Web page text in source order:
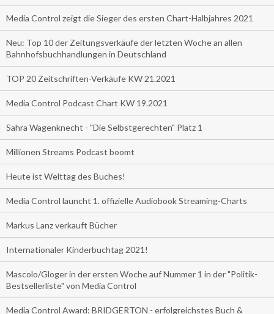
Media Control zeigt die Sieger des ersten Chart-Halbjahres 2021
Neu: Top 10 der Zeitungsverkäufe der letzten Woche an allen
Bahnhofsbuchhandlungen in Deutschland
TOP 20 Zeitschriften-Verkäufe KW 21.2021
Media Control Podcast Chart KW 19.2021
Sahra Wagenknecht - "Die Selbstgerechten" Platz 1
Millionen Streams Podcast boomt
Heute ist Welttag des Buches!
Media Control launcht 1. offizielle Audiobook Streaming-Charts
Markus Lanz verkauft Bücher
Internationaler Kinderbuchtag 2021!
Mascolo/Gloger in der ersten Woche auf Nummer 1 in der "Politik-
Bestsellerliste" von Media Control
Media Control Award: BRIDGERTON - erfolgreichstes Buch &